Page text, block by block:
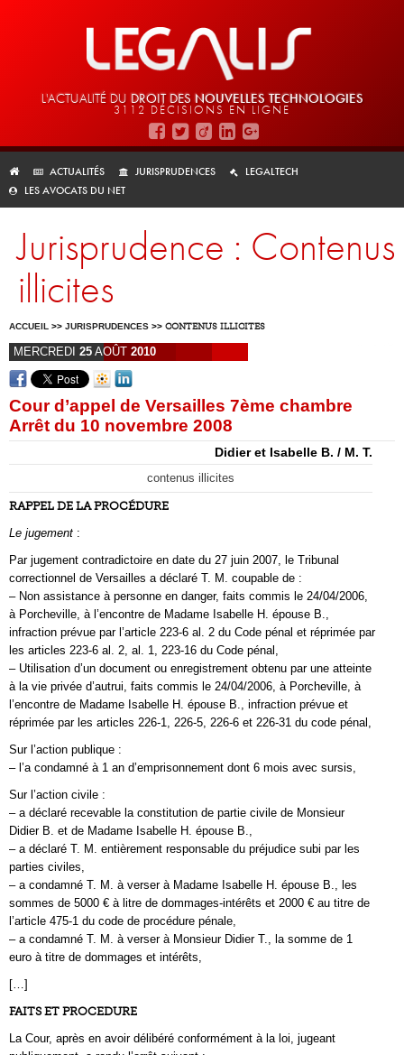
L'ACTUALITÉ DU DROIT DES NOUVELLES TECHNOLOGIES
3112 DÉCISIONS EN LIGNE
ACTUALITÉS JURISPRUDENCES
LEGALTECH
LES AVOCATS DU NET
Jurisprudence : Contenus
illicites
ACCUEIL >> JURISPRUDENCES >> CONTENUS ILLICITES
MERCREDI 25 AOÛT 2010
Cour d’appel de Versailles 7ème chambre
Arrêt du 10 novembre 2008
Didier et Isabelle B. / M. T.
contenus illicites
RAPPEL DE LA PROCÉDURE
Le jugement :
Par jugement contradictoire en date du 27 juin 2007, le Tribunal
correctionnel de Versailles a déclaré T. M. coupable de :
– Non assistance à personne en danger, faits commis le 24/04/2006,
à Porcheville, à l’encontre de Madame Isabelle H. épouse B.,
infraction prévue par l’article 223-6 al. 2 du Code pénal et réprimée par
les articles 223-6 al. 2, al. 1, 223-16 du Code pénal,
– Utilisation d’un document ou enregistrement obtenu par une atteinte
à la vie privée d’autrui, faits commis le 24/04/2006, à Porcheville, à
l’encontre de Madame Isabelle H. épouse B., infraction prévue et
réprimée par les articles 226-1, 226-5, 226-6 et 226-31 du code pénal,
Sur l’action publique :
– l’a condamné à 1 an d’emprisonnement dont 6 mois avec sursis,
Sur l’action civile :
– a déclaré recevable la constitution de partie civile de Monsieur
Didier B. et de Madame Isabelle H. épouse B.,
– a déclaré T. M. entièrement responsable du préjudice subi par les
parties civiles,
– a condamné T. M. à verser à Madame Isabelle H. épouse B., les
sommes de 5000 € à litre de dommages-intérêts et 2000 € au titre de
l’article 475-1 du code de procédure pénale,
– a condamné T. M. à verser à Monsieur Didier T., la somme de 1
euro à titre de dommages et intérêts,
[…]
FAITS ET PROCEDURE
La Cour, après en avoir délibéré conformément à la loi, jugeant